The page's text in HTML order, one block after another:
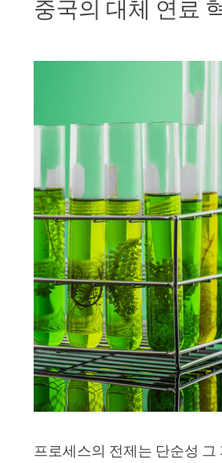
중국의 대체 연료
프로세스의 전제는 단순성